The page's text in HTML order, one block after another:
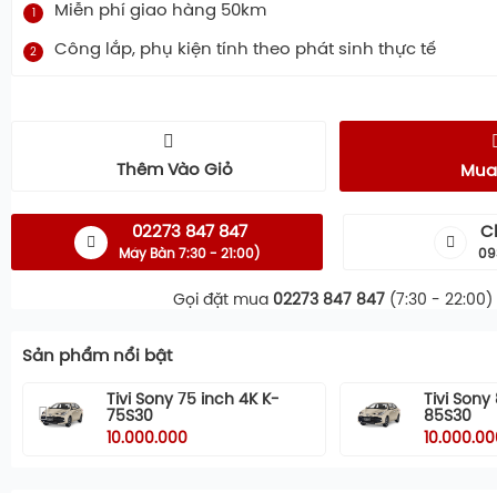
Miễn phí giao hàng 50km
2 Công lắp, phụ kiện tính theo phát sinh thực tế
Thêm Vào Giỏ
02273 847 847
Máy Bàn 7:30 - 21:00)
Gọi đặt mua 02273 847 847 (7:30 - 22:00)
Sản phẩm nổi bật
Tivi Sony 75 inch 4K K-
75S30
10.000.000
Tivi
85S30